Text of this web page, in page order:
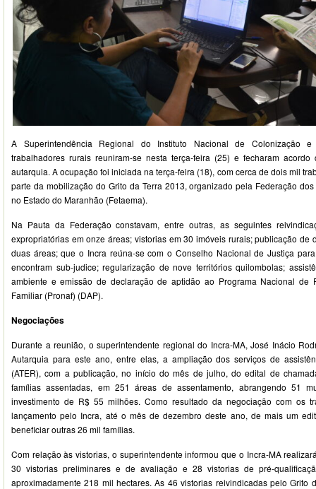
A Superintendência Regional do Instituto Nacional de Colonização
trabalhadores rurais reuniram-se nesta terça-feira (25) e fecharam
autarquia. A ocupação foi iniciada na terça-feira (18), com cerca de dois mil
parte da mobilização do Grito da Terra 2013, organizado pela Federação
no Estado do Maranhão (Fetaema).
Na Pauta da Federação constavam, entre outras, as seguintes
expropriatórias em onze áreas; vistorias em 30 imóveis rurais; publicação de
duas áreas; que o Incra reúna-se com o Conselho Nacional de Justiça
encontram sub-judice; regularização de nove territórios quilombolas;
ambiente e emissão de declaração de aptidão ao Programa Nacional de
Familiar (Pronaf) (DAP).
Negociações
Durante a reunião, o superintendente regional do Incra-MA, José Inácio
Autarquia para este ano, entre elas, a ampliação dos serviços de
(ATER), com a publicação, no início do mês de julho, do edital de
famílias assentadas, em 251 áreas de assentamento, abrangendo 51
investimento de R$ 55 milhões. Como resultado da negociação com os
lançamento pelo Incra, até o mês de dezembro deste ano, de mais um
beneficiar outras 26 mil famílias.
Com relação às vistorias, o superintendente informou que o Incra-MA
30 vistorias preliminares e de avaliação e 28 vistorias de pré-
aproximadamente 218 mil hectares. As 46 vistorias reivindicadas pelo Grito